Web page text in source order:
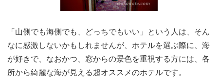
「山側でも海側でも、どっちでもいい」という人は、そん
なに感激しないかもしれませんが、ホテルを選ぶ際に、海
が好きで、なおかつ、窓からの景色を重視する方には、各
所から綺麗な海が見える超オススメのホテルです。